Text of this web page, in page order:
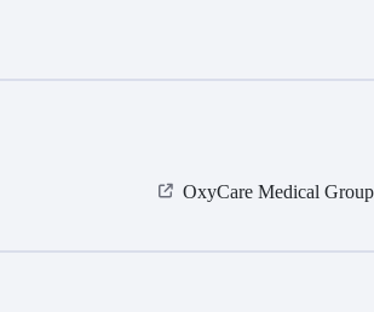
OxyCare Medical Group